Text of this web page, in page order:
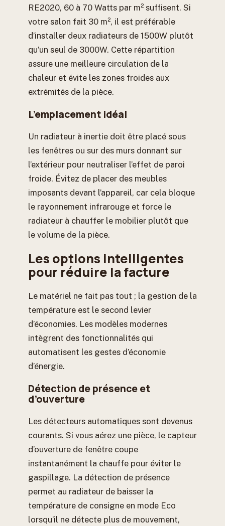
RE2020, 60 à 70 Watts par m² suffisent. Si
votre salon fait 30 m², il est préférable
d’installer deux radiateurs de 1500W plutôt
qu’un seul de 3000W. Cette répartition
assure une meilleure circulation de la
chaleur et évite les zones froides aux
extrémités de la pièce.
L’emplacement idéal
Un radiateur à inertie doit être placé sous
les fenêtres ou sur des murs donnant sur
l’extérieur pour neutraliser l’effet de paroi
froide. Évitez de placer des meubles
imposants devant l’appareil, car cela bloque
le rayonnement infrarouge et force le
radiateur à chauffer le mobilier plutôt que
le volume de la pièce.
Les options intelligentes
pour réduire la facture
Le matériel ne fait pas tout ; la gestion de la
température est le second levier
d’économies. Les modèles modernes
intègrent des fonctionnalités qui
automatisent les gestes d’économie
d’énergie.
Détection de présence et
d’ouverture
Les détecteurs automatiques sont devenus
courants. Si vous aérez une pièce, le capteur
d’ouverture de fenêtre coupe
instantanément la chauffe pour éviter le
gaspillage. La détection de présence
permet au radiateur de baisser la
température de consigne en mode Eco
lorsqu’il ne détecte plus de mouvement,